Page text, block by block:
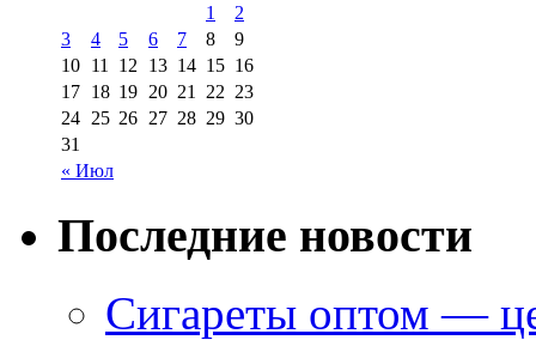
« Июл
1
2
3
4 5 6 7 8
9
10 11 12 13 14 15 16
17 18 19 20 21 22 23
24 25 26 27 28 29 30
31
Последние новости
Сигареты оптом —